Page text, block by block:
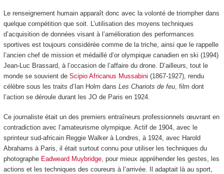
Le renseignement humain apparaît donc avec la volonté de triompher dans
quelque compétition que soit. L’utilisation des moyens techniques
d’acquisition de données visant à l’amélioration des performances
sportives est toujours considérée comme de la triche, ainsi que le rappelle
l’ancien chef de mission et médaillé d’or olympique canadien en ski (1994)
Jean-Luc Brassard, à l’occasion de l’affaire du drone. D’ailleurs, tout le
monde se souvient de Scipio Africanus Mussabini (1867-1927), rendu
célèbre sous les traits d’Ian Holm dans Les Chariots de feu, film dont
l’action se déroule durant les JO de Paris en 1924.
Ce journaliste était un des premiers entraîneurs professionnels œuvrant en
contradiction avec l’amateurisme olympique. Actif de 1904, avec le
sprinteur sud-africain Reggie Walker à Londres, à 1924, avec Harold
Abrahams à Paris, il était surtout connu pour utiliser les techniques du
photographe Eadweard Muybridge, pour mieux appréhender les gestes, les
actions et les techniques des coureurs à l’arrivée. Il adaptait là au sport,